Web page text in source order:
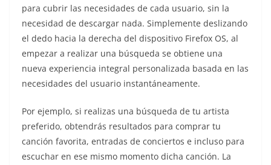
para cubrir las necesidades de cada usuario, sin la
necesidad de descargar nada. Simplemente deslizando
el dedo hacia la derecha del dispositivo Firefox OS, al
empezar a realizar una búsqueda se obtiene una
nueva experiencia integral personalizada basada en las
necesidades del usuario instantáneamente.
Por ejemplo, si realizas una búsqueda de tu artista
preferido, obtendrás resultados para comprar tu
canción favorita, entradas de conciertos e incluso para
escuchar en ese mismo momento dicha canción. La